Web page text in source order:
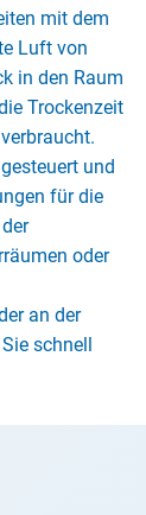
mit dem
Luft von
in den Raum
Trockenzeit
und
für die
oder
an der
schnell